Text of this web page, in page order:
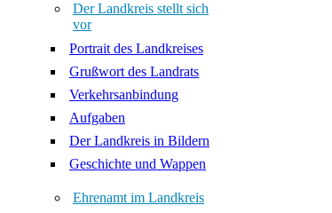
Der Landkreis stellt sich
vor
Portrait des Landkreises
Grußwort des Landrats
Verkehrsanbindung
Aufgaben
Der Landkreis in Bildern
Geschichte und Wappen
Ehrenamt im Landkreis